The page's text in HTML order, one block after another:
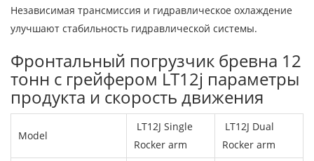
Независимая трансмиссия и гидравлическое охлаждение
улучшают стабильность гидравлической системы.
Фронтальный погрузчик бревна 12
тонн с грейфером LT12j параметры
продукта и скорость движения
Model
LT12J Single
Rocker arm
LT12J Dual
Rocker arm